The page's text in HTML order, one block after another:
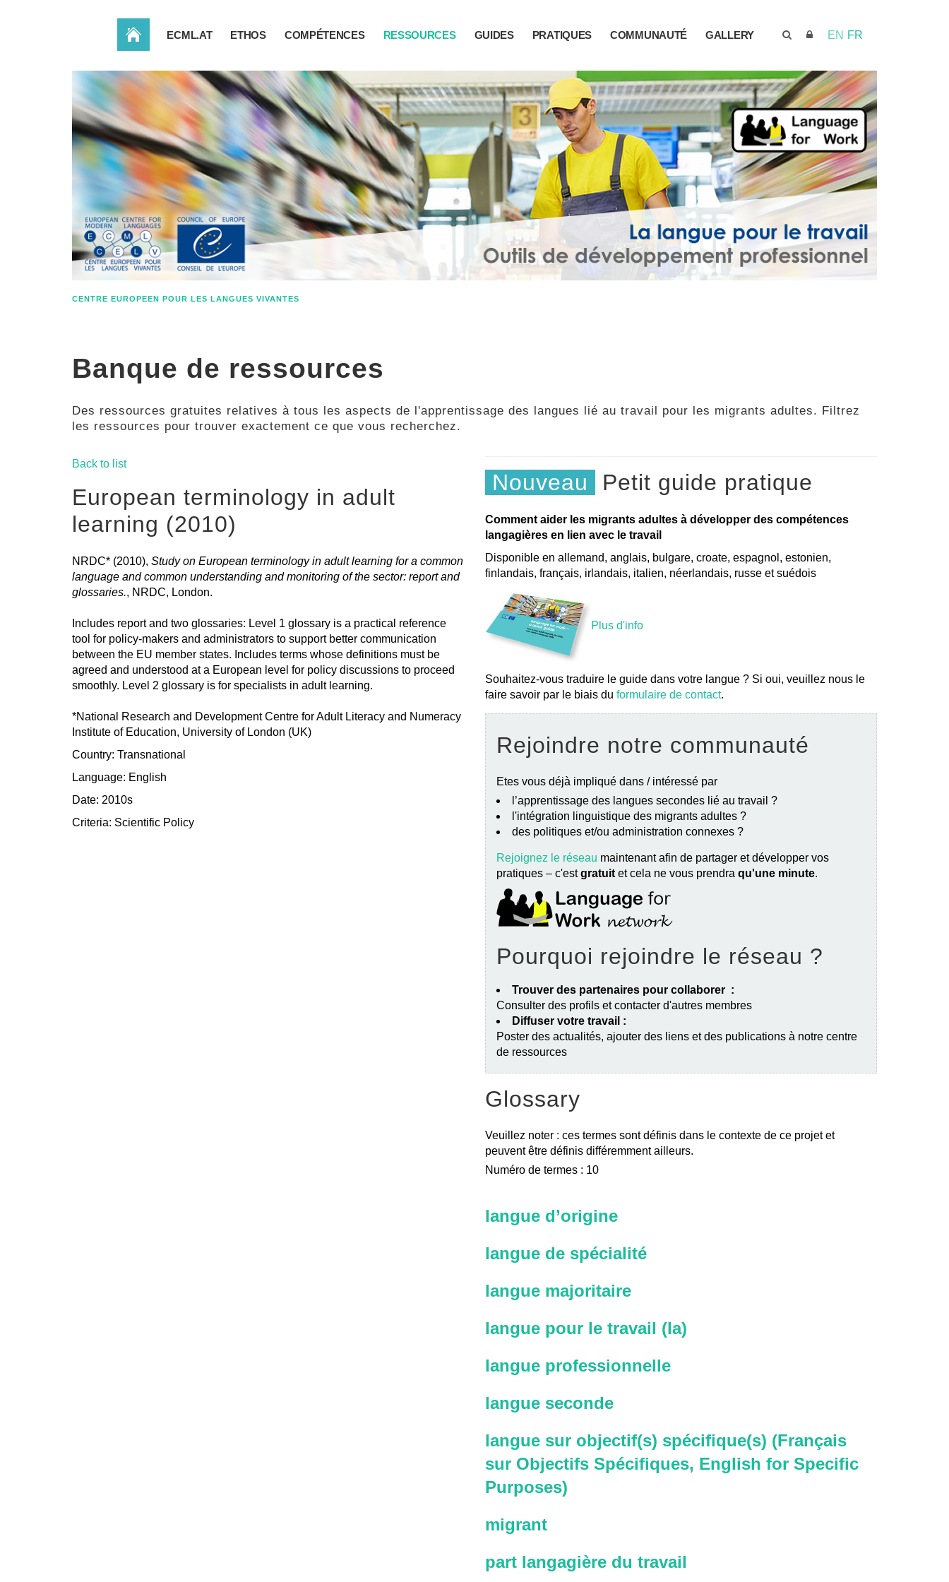
EN FR
ACCUEIL ECML.AT ETHOS COMPÉTENCES RESSOURCES GUIDES PRATIQUES COMMUNAUTÉ GALLERY
CENTRE EUROPEEN POUR LES LANGUES VIVANTES
Banque de ressources
Des ressources gratuites relatives à tous les aspects de l'apprentissage des langues lié au travail pour les migrants adultes. Filtrez
les ressources pour trouver exactement ce que vous recherchez.
Back to list
European terminology in adult
learning (2010)
NRDC* (2010), Study on European terminology in adult learning for a common
language and common understanding and monitoring of the sector: report and
glossaries., NRDC, London.
Includes report and two glossaries: Level 1 glossary is a practical reference
tool for policy-makers and administrators to support better communication
between the EU member states. Includes terms whose definitions must be
agreed and understood at a European level for policy discussions to proceed
smoothly. Level 2 glossary is for specialists in adult learning.
*National Research and Development Centre for Adult Literacy and Numeracy
Institute of Education, University of London (UK)
Country: Transnational
Language: English
Date: 2010s
Criteria: Scientific Policy
Nouveau Petit guide pratique
Comment aider les migrants adultes à développer des compétences
langagières en lien avec le travail
Disponible en allemand, anglais, bulgare, croate, espagnol, estonien,
finlandais, français, irlandais, italien, néerlandais, russe et suédois
Plus d'info
Souhaitez-vous traduire le guide dans votre langue ? Si oui, veuillez nous le
faire savoir par le biais du formulaire de contact.
Rejoindre notre communauté
Etes vous déjà impliqué dans / intéressé par
l’apprentissage des langues secondes lié au travail ?
l'intégration linguistique des migrants adultes ?
des politiques et/ou administration connexes ?
Rejoignez le réseau maintenant afin de partager et développer vos
pratiques – c'estgratuit et cela ne vous prendra qu'une minute.
Pourquoi rejoindre le réseau ?
Trouver des partenaires pour collaborer :
Consulter des profils et contacter d'autres membres
Diffuser votre travail :
Poster des actualités, ajouter des liens et des publications à notre centre
de ressources
Glossary
Veuillez noter : ces termes sont définis dans le contexte de ce projet et
peuvent être définis différemment ailleurs.
Numéro de termes : 10
langue d’origine
langue de spécialité
langue majoritaire
langue pour le travail (la)
langue professionnelle
langue seconde
langue sur objectif(s) spécifique(s) (Français
sur Objectifs Spécifiques, English for Specific
Purposes)
migrant
part langagière du travail